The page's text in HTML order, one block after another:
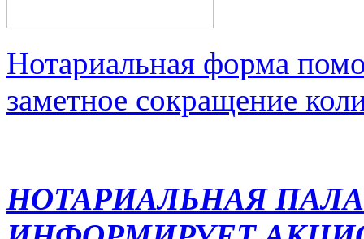
Нотариальная форма
заметное сокращение
НОТАРИАЛЬНАЯ